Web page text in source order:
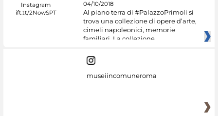
04/10/2018
Al piano terra di #PalazzoPrimoli si
trova una collezione di opere d’arte,
cimeli napoleonici, memorie
familiari. La collezione
museiincomuneroma